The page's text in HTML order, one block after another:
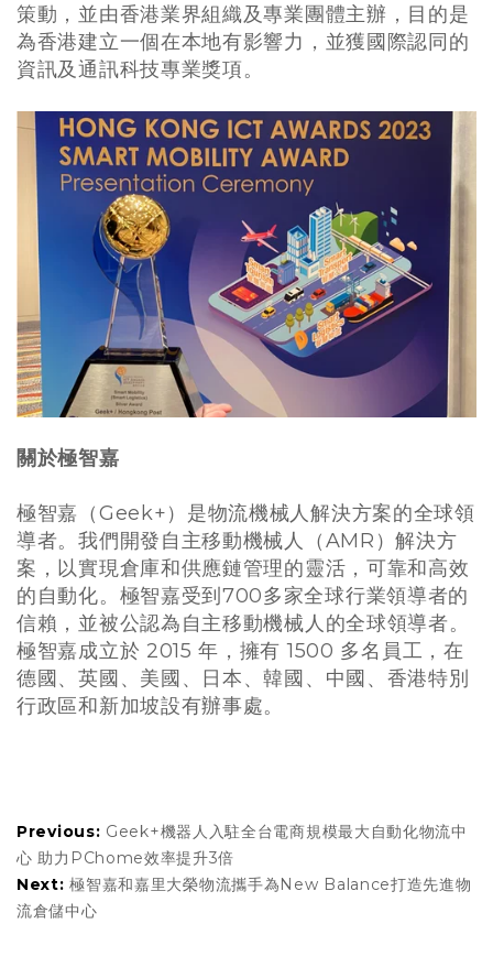
策動，並由香港業界組織及專業團體主辦，目的是
為香港建立一個在本地有影響力 ，並獲國際認同的
資訊及通訊科技專業獎項。
關於極智嘉
極智嘉（Geek+）是物流機械人解決方案的全球領
導者。我們開發自主移動機械人（AMR）解決方
案，以實現倉庫和供應鏈管理的靈活，可靠和高效
的自動化。極智嘉受到700多家全球行業領導者的
信賴，並被公認為自主移動機械人的全球領導者。
極智嘉成立於 2015 年，擁有 1500 多名員工，在
德國、英國、美國、日本、韓國、中國、香港特別
行政區和新加坡設有辦事處。
Previous: Geek+機器人入駐全台電商規模最大自動化物流中
心 助力PChome效率提升3倍
Next: 極智嘉和嘉里大榮物流攜手為New Balance打造先進物
流倉儲中心